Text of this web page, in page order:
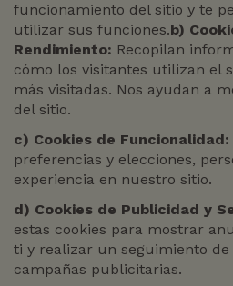
funcionamiento del sitio y te
utilizar sus funciones.b)
Rendimiento: Recopilan
cómo los visitantes utilizan el
más visitadas. Nos ayudan a
del sitio.
c) Cookies de Funcionalidad:
preferencias y elecciones,
experiencia en nuestro sitio.
d) Cookies de Publicidad y
estas cookies para mostrar
ti y realizar un seguimiento
campañas publicitarias.